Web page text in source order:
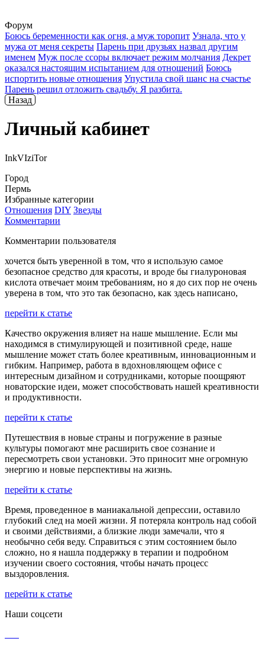
Форум
Боюсь беременности как огня, а муж торопит Узнала, что у
мужа от меня секреты Парень при друзьях назвал другим
именем Муж после ссоры включает режим молчания Декрет
оказался настоящим испытанием для отношений Боюсь
испортить новые отношения Упустила свой шанс на счастье
Парень решил отложить свадьбу. Я разбита.
Назад
Личный кабинет
InkVIziTor
Город
Пермь
Избранные категории
Отношения DIY Звезды
Комментарии
Комментарии пользователя
хочется быть уверенной в том, что я использую самое
безопасное средство для красоты, и вроде бы гиалуроновая
кислота отвечает моим требованиям, но я до сих пор не очень
уверена в том, что это так безопасно, как здесь написано,
перейти к статье
Качество окружения влияет на наше мышление. Если мы
находимся в стимулирующей и позитивной среде, наше
мышление может стать более креативным, инновационным и
гибким. Например, работа в вдохновляющем офисе с
интересным дизайном и сотрудниками, которые поощряют
новаторские идеи, может способствовать нашей креативности
и продуктивности.
перейти к статье
Путешествия в новые страны и погружение в разные
культуры помогают мне расширить свое сознание и
пересмотреть свои установки. Это приносит мне огромную
энергию и новые перспективы на жизнь.
перейти к статье
Время, проведенное в маниакальной депрессии, оставило
глубокий след на моей жизни. Я потеряла контроль над собой
и своими действиями, а близкие люди замечали, что я
необычно себя веду. Справиться с этим состоянием было
сложно, но я нашла поддержку в терапии и подробном
изучении своего состояния, чтобы начать процесс
выздоровления.
перейти к статье
Наши соцсети